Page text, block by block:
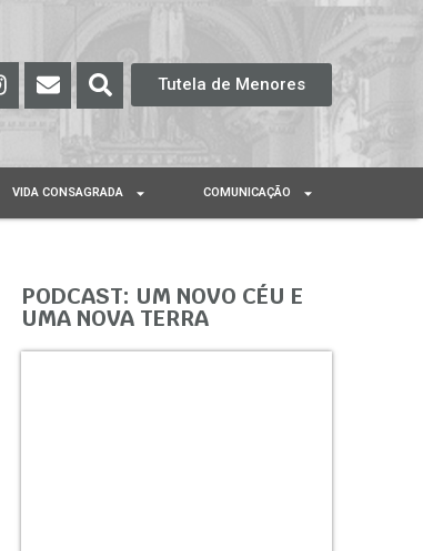
Tutela de Menores
VIDA CONSAGRADA COMUNICAÇÃO
PODCAST: UM NOVO CÉU E
UMA NOVA TERRA